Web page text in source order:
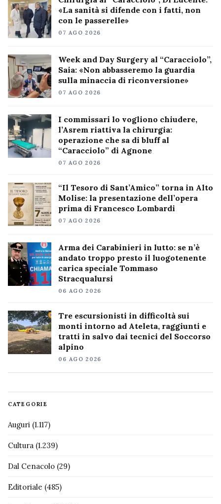
«La sanità si difende con i fatti, non
con le passerelle»
07 AGO 2026
Week and Day Surgery al “Caracciolo”,
Saia: «Non abbasseremo la guardia
sulla minaccia di riconversione»
07 AGO 2026
I commissari lo vogliono chiudere,
l’Asrem riattiva la chirurgia:
operazione che sa di bluff al
“Caracciolo” di Agnone
07 AGO 2026
“Il Tesoro di Sant’Amico” torna in Alto
Molise: la presentazione dell’opera
prima di Francesco Lombardi
07 AGO 2026
Arma dei Carabinieri in lutto: se n’è
andato troppo presto il luogotenente
carica speciale Tommaso
Stracqualursi
06 AGO 2026
Tre escursionisti in difficoltà sui
monti intorno ad Ateleta, raggiunti e
tratti in salvo dai tecnici del Soccorso
alpino
06 AGO 2026
CATEGORIE
Auguri (1.117)
Cultura (1.239)
Dal Cenacolo (29)
Editoriale (485)